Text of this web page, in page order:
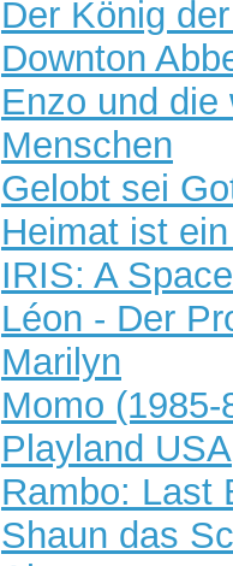
Der König
Downton
Enzo und die
Menschen
Gelobt sei
Heimat ist
IRIS: A
Léon - Der
Marilyn
Momo (1985-
Playland USA
Rambo: Last
Shaun das